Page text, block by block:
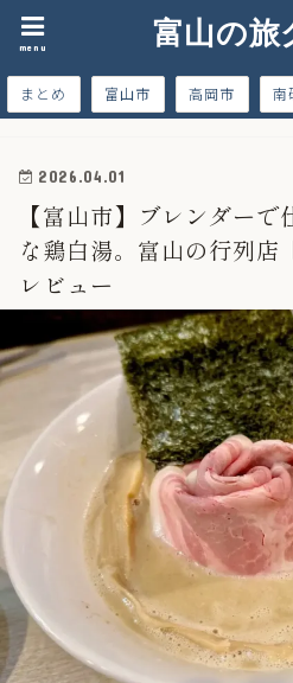
富山の旅
menu
まとめ 富山市 高岡市 南
2026.04.01
【富山市】ブレンダー
な鶏白湯。富山の行列店
レビュー